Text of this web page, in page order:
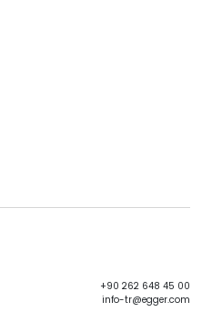
+90 262 648 45 00
info-tr@egger.com